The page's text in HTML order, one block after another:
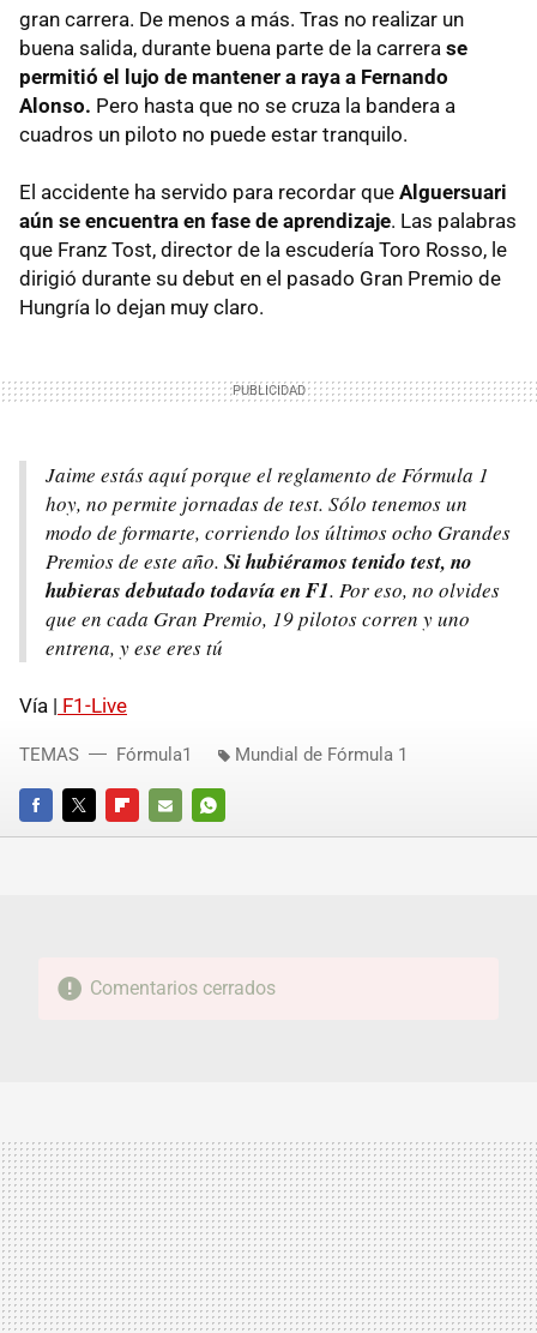
gran carrera. De menos a más. Tras no realizar un
buena salida, durante buena parte de la carrera se
permitió el lujo de mantener a raya a Fernando
Alonso. Pero hasta que no se cruza la bandera a
cuadros un piloto no puede estar tranquilo.
El accidente ha servido para recordar que Alguersuari
aún se encuentra en fase de aprendizaje. Las palabras
que Franz Tost, director de la escudería Toro Rosso, le
dirigió durante su debut en el pasado Gran Premio de
Hungría lo dejan muy claro.
Jaime estás aquí porque el reglamento de Fórmula 1
hoy, no permite jornadas de test. Sólo tenemos un
modo de formarte, corriendo los últimos ocho Grandes
Premios de este año. Si hubiéramos tenido test, no
hubieras debutado todavía en F1. Por eso, no olvides
que en cada Gran Premio, 19 pilotos corren y uno
entrena, y ese eres tú
Vía | F1-Live
FACEBOOKTWITTERFLIPBOARD
E-
WHATSAPP
TEMAS Fórmula1 Mundial de Fórmula 1
Comentarios cerrados